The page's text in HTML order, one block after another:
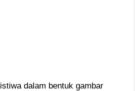
dalam bentuk gambar